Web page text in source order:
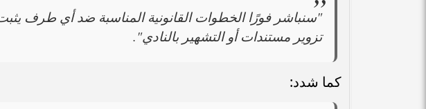
"سنباشر فورًا الخطوات القانونية المناسبة ضد أي طرف
تزوير مستندات أو التشهير بالنادي".
كما شدد: